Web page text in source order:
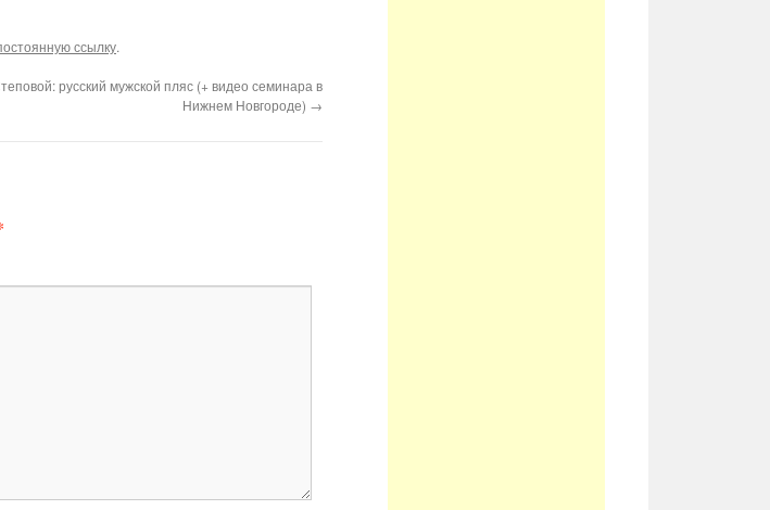
ссылку.
русский мужской пляс (+ видео семинара в
Нижнем Новгороде) →